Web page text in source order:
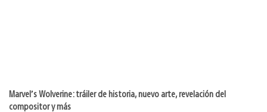
Marvel’s Wolverine: tráiler de historia, nuevo arte, revelación del
compositor y más